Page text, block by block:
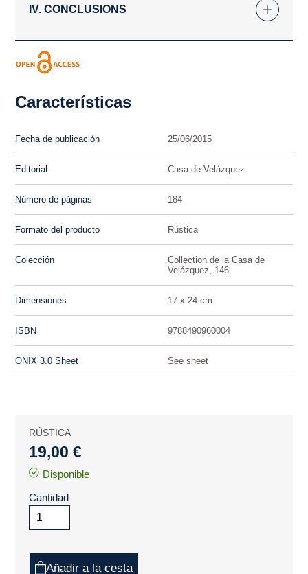
IV. CONCLUSIONS
Características
Fecha de publicación 25/06/2015
Editorial Casa de Velázquez
Número de páginas 184
Formato del producto Rústica
Colección
Collection de la Casa de
Velázquez, 146
Dimensiones 17 x 24 cm
ISBN 9788490960004
ONIX 3.0 Sheet See sheet
RÚSTICA
19,00 €
Disponible
Cantidad
Añadir a la cesta